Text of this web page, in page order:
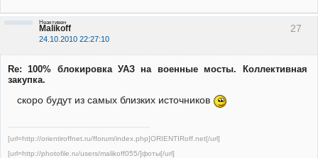
27
Malikoff
24.10.2010 22:27:10
Неактивен
Re: 100% блокировка УАЗ на военные мосты. Коллективная
закупка.
скоро будут из самых близких источников
[url=http://orientiroffnet.ru/fforum/index.php]ORIENTIRoff.net[/url]
[url=http://photofile.ru/users/malikoff055/]фоты[/url]